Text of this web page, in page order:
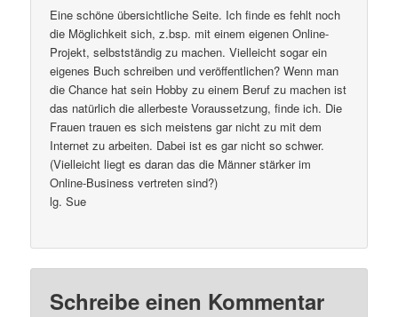
Eine schöne übersichtliche Seite. Ich finde es fehlt noch
die Möglichkeit sich, z.bsp. mit einem eigenen Online-
Projekt, selbstständig zu machen. Vielleicht sogar ein
eigenes Buch schreiben und veröffentlichen? Wenn man
die Chance hat sein Hobby zu einem Beruf zu machen ist
das natürlich die allerbeste Voraussetzung, finde ich. Die
Frauen trauen es sich meistens gar nicht zu mit dem
Internet zu arbeiten. Dabei ist es gar nicht so schwer.
(Vielleicht liegt es daran das die Männer stärker im
Online-Business vertreten sind?)
lg. Sue
Schreibe einen Kommentar